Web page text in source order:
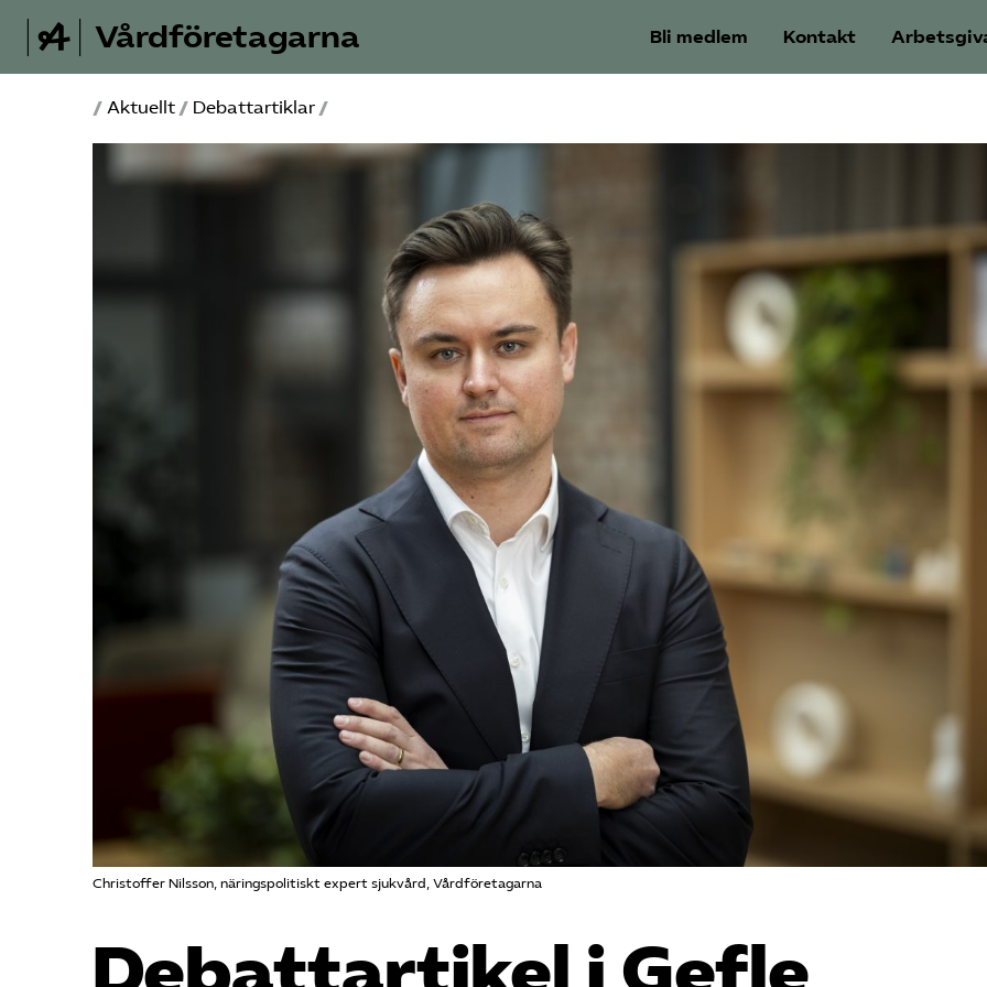
Vårdföretagarna Bli medlem Kontakt
/ Aktuellt / Debattartiklar /
Christoffer Nilsson, näringspolitiskt expert sjukvård, Vårdföretagarna